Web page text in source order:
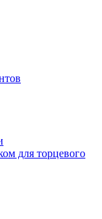
для торцевого